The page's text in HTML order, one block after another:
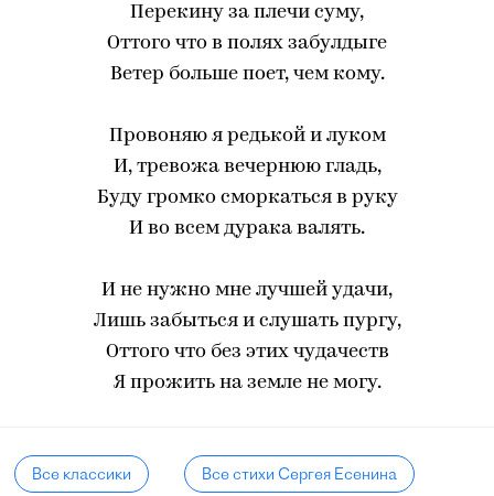
Перекину за плечи суму,
Оттого что в полях забулдыге
Ветер больше поет, чем кому.
Провоняю я редькой и луком
И, тревожа вечернюю гладь,
Буду громко сморкаться в руку
И во всем дурака валять.
И не нужно мне лучшей удачи,
Лишь забыться и слушать пургу,
Оттого что без этих чудачеств
Я прожить на земле не могу.
Все классики Все стихи Сергея Есенина